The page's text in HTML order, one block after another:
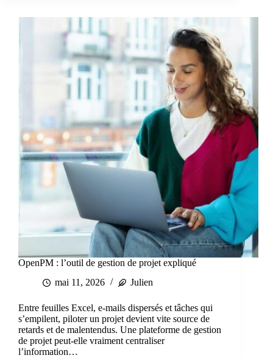
OpenPM : l’outil de gestion de projet expliqué
mai 11, 2026
Julien
Entre feuilles Excel, e-mails dispersés et tâches qui
s’empilent, piloter un projet devient vite source de
retards et de malentendus. Une plateforme de gestion
de projet peut-elle vraiment centraliser
l’information…